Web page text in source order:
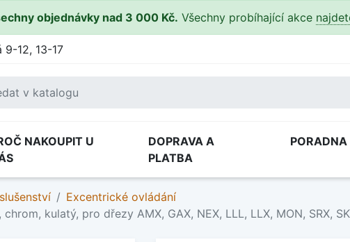
objednávky nad 3 000 Kč. Všechny probíhající akce
9-12, 13-17
NAKOUPIT U
DOPRAVA A
PLATBA
PORADNA
Excentrické ovládání
kulatý, pro dřezy AMX, GAX, NEX, LLL, LLX, MON, SRX,